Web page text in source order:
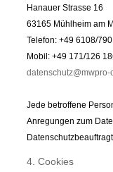
Hanauer Strasse 16
63165 Mühlheim am
Telefon: +49 6108/
Mobil: +49 171/126
datenschutz@mwpro-
Jede betroffene
Anregungen zum
4. Cookies